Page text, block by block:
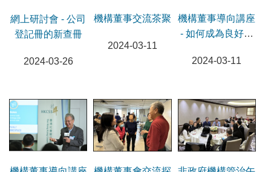
網上研討會 - 公司
登記冊的新查冊
2024-03-26
機構董事交流茶聚
2024-03-11
機構董事導向講座
- 如何成為良好董
2024-03-11